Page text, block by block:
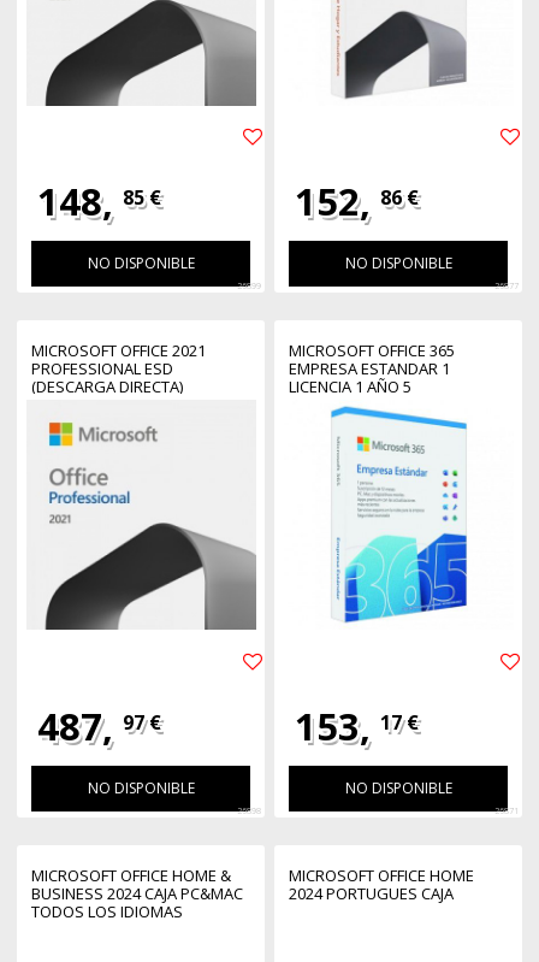
148, 85 €
NO DISPONIBLE
26899
152, 86 €
NO DISPONIBLE
26877
MICROSOFT OFFICE 2021
PROFESSIONAL ESD
(DESCARGA DIRECTA)
487, 97 €
NO DISPONIBLE
26898
MICROSOFT OFFICE 365
EMPRESA ESTANDAR 1
LICENCIA 1 AÑO 5
DISPOSITIVOS CAJA
153, 17 €
NO DISPONIBLE
26871
MICROSOFT OFFICE HOME &
BUSINESS 2024 CAJA PC&MAC
TODOS LOS IDIOMAS
MICROSOFT OFFICE HOME
2024 PORTUGUES CAJA